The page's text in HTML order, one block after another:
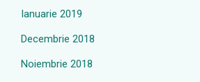
Ianuarie 2019
Decembrie 2018
Noiembrie 2018